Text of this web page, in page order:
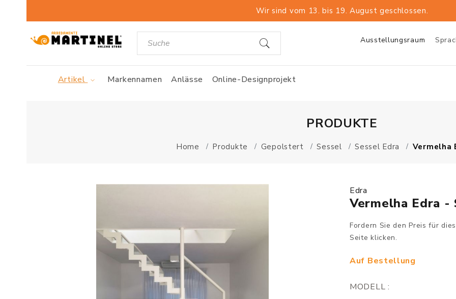
Wir sind vom 13. bis 19. August geschlossen.
Ausstellungsraum
Artikel Markennamen Anlässe Online-Designprojekt
PRODUKTE
Home Produkte Gepolstert Sessel Sessel Edra Vermelha
Edra
Vermelha Edra -
Fordern Sie den Preis für
Seite klicken.
Auf Bestellung
MODELL :